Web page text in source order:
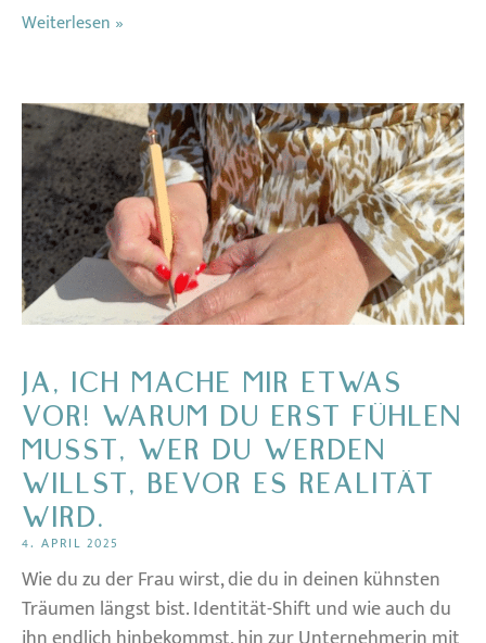
Weiterlesen »
JA, ICH MACHE MIR ETWAS
VOR! WARUM DU ERST FÜHLEN
MUSST, WER DU WERDEN
WILLST, BEVOR ES REALITÄT
WIRD.
4. APRIL 2025
Wie du zu der Frau wirst, die du in deinen kühnsten
Träumen längst bist. Identität-Shift und wie auch du